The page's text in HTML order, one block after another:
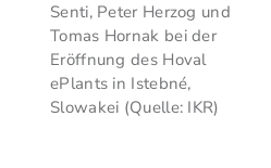
Senti, Peter Herzog und
Tomas Hornak bei der
Eröffnung des Hoval
ePlants in Istebné,
Slowakei (Quelle: IKR)